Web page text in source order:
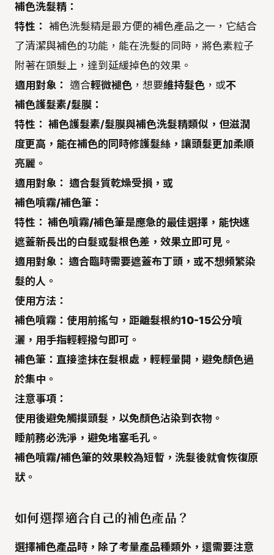
補色洗髮精：
特性： 補色洗髮精是最方便的補色產品之一，它結合
了清潔與補色的功能，能在洗髮的同時，將色素粒子
附著在頭髮上，達到延緩掉色的效果。
適用對象：
適合輕微褪色 ，想要維持髮色 ，或不
補色護髮素/髮膜：
特性： 補色護髮素/髮膜與補色洗髮精類似，但滋潤
度更高 ，能在補色的同時修護髮絲，讓頭髮更加柔順
亮麗。
適用對象： 適合髮質乾燥受損 ，或
補色噴霧/補色筆：
特性： 補色噴霧/補色筆是應急的最佳選擇，能快速
遮蓋新長出的白髮或髮根色差，效果立即可見。
適用對象： 適合臨時需要遮蓋布丁頭 ，或不想頻繁染
髮的人。
使用方法：
補色噴霧： 使用前搖勻，距離髮根約10-15公分噴
灑，用手指輕輕撥勻即可。
補色筆： 直接塗抹在髮根處，輕輕暈開，避免顏色過
於集中。
注意事項：
使用後避免觸摸頭髮，以免顏色沾染到衣物。
睡前務必洗淨 ，避免堵塞毛孔。
補色噴霧/補色筆的效果較為短暫 ，洗髮後就會恢復原
狀。
如何選擇適合自己的補色產品？
選擇補色產品時，除了考量產品種類外，還需要注意